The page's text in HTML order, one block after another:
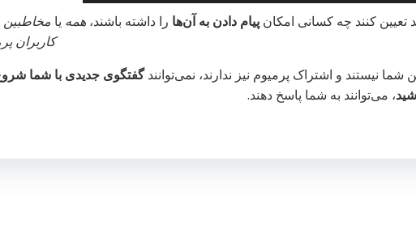
تعیین کنند چه کسانی امکان پیام دادن به آن‌ها را داشته باشند، همه یا
کاربران
نیستند و اشتراک پرمیوم نیز ندارند، نمی‌توانندگفتگوی جدیدی با شما
، می‌توانند به شما پاسخ دهند.